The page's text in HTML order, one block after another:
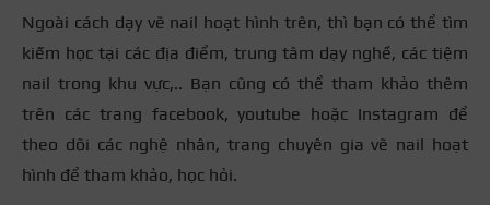
Ngoài cách dạy vẽ nail hoạt hình trên, thì bạn có thể tìm
kiếm học tại các địa điểm, trung tâm dạy nghề, các tiệm
nail trong khu vực,.. Bạn cũng có thể tham khảo thêm
trên các trang facebook, youtube hoặc Instagram để
theo dõi các nghệ nhân, trang chuyên gia vẽ nail hoạt
hình để tham khảo, học hỏi.